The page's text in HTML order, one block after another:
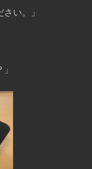
い。」